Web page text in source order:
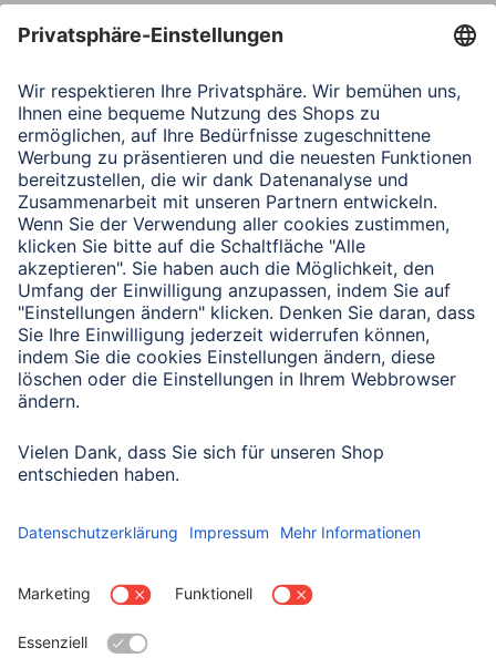
Verbleibende Zeichen: 1000/ 1000
Senden
Mit Absenden des Formulars bestätigen Sie, dass Sie unsere
Datenschutzbestimmungen zur Formulardatenverarbeitung zur
Datenschutz